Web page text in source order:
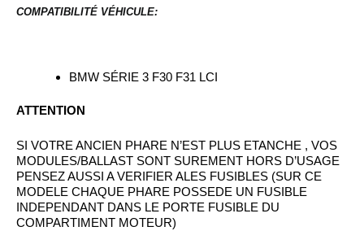
COMPATIBILITÉ VÉHICULE:
BMW SÉRIE 3 F30 F31 LCI
ATTENTION
SI VOTRE ANCIEN PHARE N’EST PLUS ETANCHE , VOS
MODULES/BALLAST SONT SUREMENT HORS D’USAGE
PENSEZ AUSSI A VERIFIER ALES FUSIBLES (SUR CE
MODELE CHAQUE PHARE POSSEDE UN FUSIBLE
INDEPENDANT DANS LE PORTE FUSIBLE DU
COMPARTIMENT MOTEUR)